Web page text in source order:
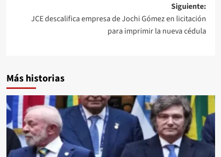
Siguiente:
JCE descalifica empresa de Jochi Gómez en licitación
para imprimir la nueva cédula
Más historias